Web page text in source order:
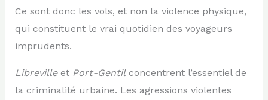
Ce sont donc les vols, et non la violence physique,
qui constituent le vrai quotidien des voyageurs
imprudents.
Librevilleet Port-Gentilconcentrent l’essentiel de
la criminalité urbaine. Les agressions violentes